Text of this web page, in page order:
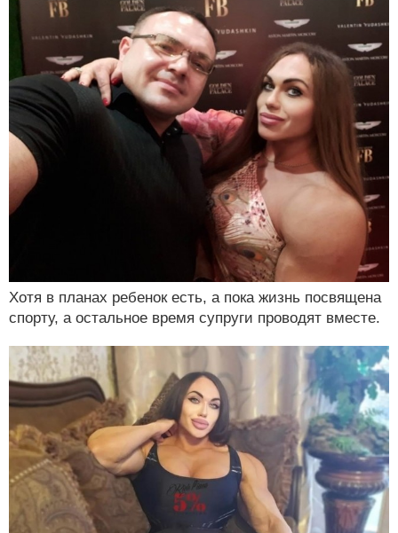
Хотя в планах ребенок есть, а пока жизнь посвящена
спорту, а остальное время супруги проводят вместе.